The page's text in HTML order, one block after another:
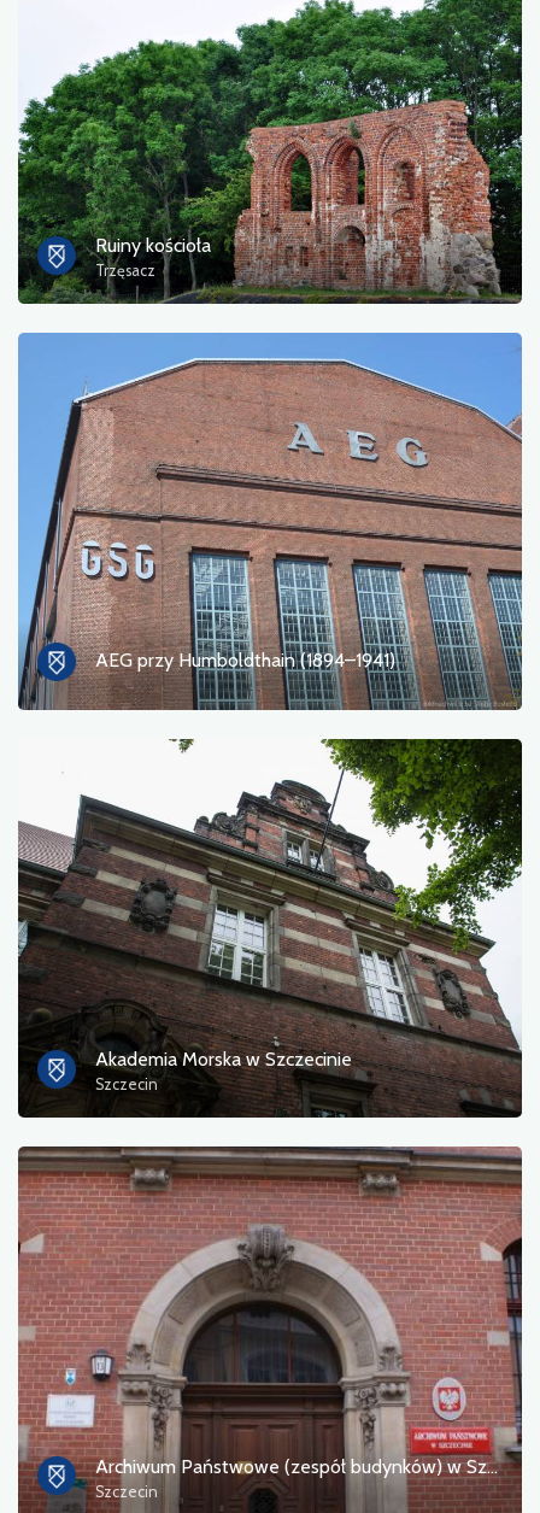
Ruiny kościoła
Trzęsacz
AEG przy Humboldthain (1894–1941)
Akademia Morska w Szczecinie
Szczecin
Archiwum Państwowe (zespół budynków) w Szczecinie
Szczecin
Inne
sortuj
Zastosuj